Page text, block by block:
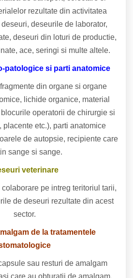
rezultate din activitatea
deseurile de laborator,
deseuri din loturi de productie,
ace, seringi si multe altele.
patologice si parti anatomice
din organe si organe
lichide organice, material
operatorii de chirurgie si
placente etc.), parti anatomice
de autopsie, recipiente care
sange si sange.
veterinare
pe intreg teritoriul tarii,
de deseuri rezultate din acest
sector.
de la tratamentele
sau resturi de amalgam